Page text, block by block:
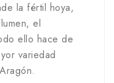
la fértil hoya,
el
ello hace de
variedad